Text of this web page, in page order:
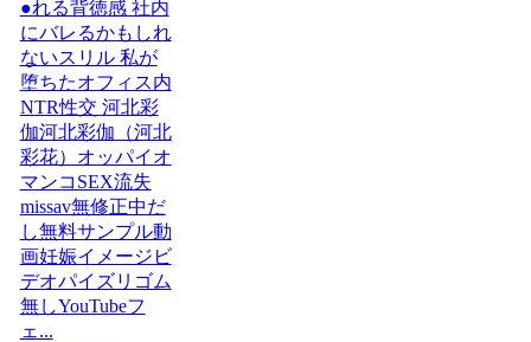
●れる背徳感 社内
にバレるかもしれ
ないスリル 私が
堕ちたオフィス内
NTR性交 河北彩
伽河北彩伽（河北
彩花）オッパイオ
マンコSEX流失
missav無修正中だ
し無料サンプル動
画妊娠イメージビ
デオパイズリゴム
無しYouTubeフ
ェ...